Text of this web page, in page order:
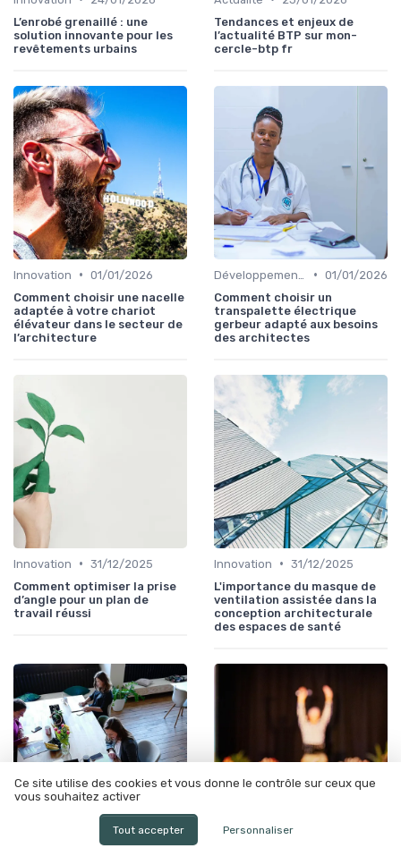
L’enrobé grenaillé : une
solution innovante pour les
revêtements urbains
Tendances et enjeux de
l’actualité BTP sur mon-
cercle-btp fr
Innovation • 01/01/2026
Comment choisir une nacelle
adaptée à votre chariot
élévateur dans le secteur de
l’architecture
• 01/01/2026
Comment choisir un
transpalette électrique
gerbeur adapté aux besoins
des architectes
Innovation • 31/12/2025
Comment optimiser la prise
d’angle pour un plan de
travail réussi
Innovation • 31/12/2025
L'importance du masque de
ventilation assistée dans la
conception architecturale
des espaces de santé
Ce site utilise des cookies et vous donne le contrôle sur ceux que
vous souhaitez activer
Tout accepter Personnaliser